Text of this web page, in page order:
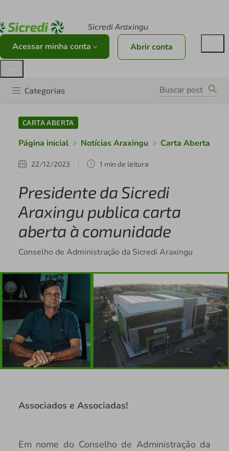
Sicredi Araxingu
Acessar minha conta Abrir conta
Categorias
CARTA ABERTA
Página inicial Notícias Araxingu Carta Aberta
22/12/2023 1 min de leitura
Presidente da Sicredi
Araxingu publica carta
aberta à comunidade
Conselho de Administração da Sicredi Araxingu
Associados e Associadas!
Em nome do Conselho de Administração da